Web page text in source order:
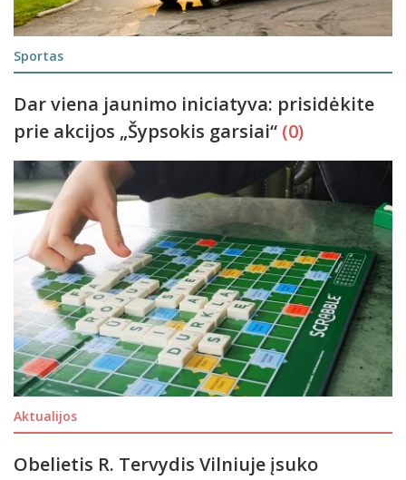
Sportas
Dar viena jaunimo iniciatyva: prisidėkite
prie akcijos „Šypsokis garsiai“ (0)
Aktualijos
Obelietis R. Tervydis Vilniuje įsuko